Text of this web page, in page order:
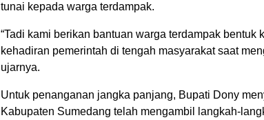
tunai kepada warga terdampak.
“Tadi kami berikan bantuan warga terdampak bentuk
kehadiran pemerintah di tengah masyarakat saat
ujarnya.
Untuk penanganan jangka panjang, Bupati Dony
Kabupaten Sumedang telah mengambil langkah-